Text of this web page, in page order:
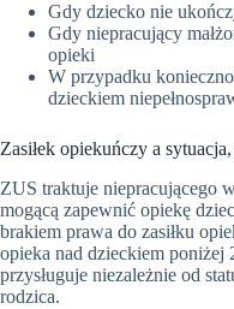
Gdy dziecko nie
Gdy niepracujący
opieki
W przypadku
dzieckiem
Zasiłek opiekuńczy a
ZUS traktuje niepracującego
mogącą zapewnić opiekę
brakiem prawa do zasiłku
opieka nad dzieckiem poniżej
przysługuje niezależnie od
rodzica.